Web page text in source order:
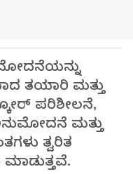
ತಯಾರಿ ಮತ್ತು
ಪರಿಶೀಲನೆ,
ಮತ್ತು
ತ್ವರಿತ